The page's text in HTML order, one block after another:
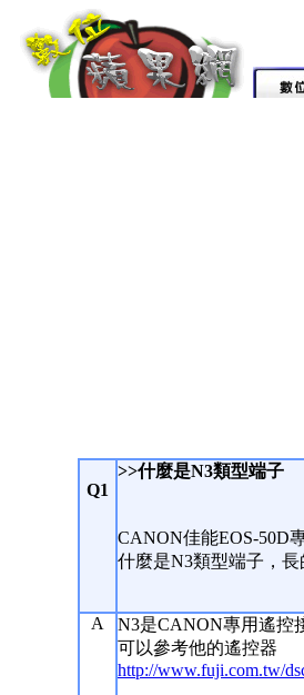
Q1
>>什麼是N3類型端子
CANON佳能EOS-50D
什麼是N3類型端子，長
A
N3是CANON專用遙控
可以參考他的遙控器
http://www.fuji.com.tw/